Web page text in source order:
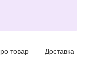
товар Доставка